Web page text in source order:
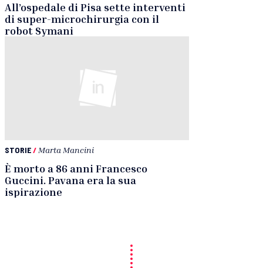
All’ospedale di Pisa sette interventi
di super-microchirurgia con il
robot Symani
STORIE/ Marta Mancini
È morto a 86 anni Francesco
Guccini. Pavana era la sua
ispirazione